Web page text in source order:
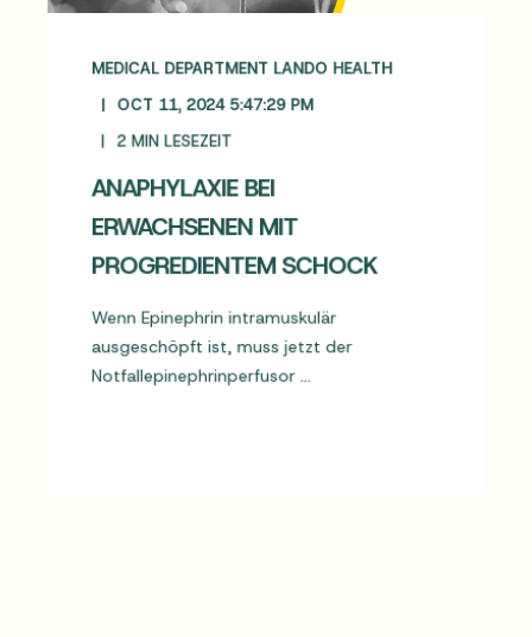
MEDICAL DEPARTMENT LANDO HEALTH
OCT 11, 2024 5:47:29 PM
2 MIN LESEZEIT
ANAPHYLAXIE BEI
ERWACHSENEN MIT
PROGREDIENTEM SCHOCK
Wenn Epinephrin intramuskulär
ausgeschöpft ist, muss jetzt der
Notfallepinephrinperfusor ...